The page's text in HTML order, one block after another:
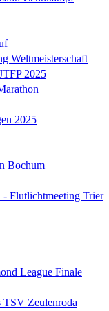
Weltmeisterschaft
2025
2025
Bochum
Flutlichtmeeting Trier
League Finale
TSV Zeulenroda